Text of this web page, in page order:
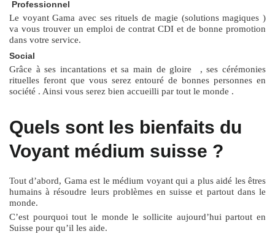
Professionnel
Le voyant Gama avec ses rituels de magie (solutions magiques )
va vous trouver un emploi de contrat CDI et de bonne promotion
dans votre service.
Social
Grâce à ses incantations et sa main de gloire , ses cérémonies
rituelles feront que vous serez entouré de bonnes personnes en
société . Ainsi vous serez bien accueilli par tout le monde .
Quels sont les bienfaits du
Voyant médium suisse ?
Tout d’abord, Gama est le médium voyant qui a plus aidé les êtres
humains à résoudre leurs problèmes en suisse et partout dans le
monde.
C’est pourquoi tout le monde le sollicite aujourd’hui partout en
Suisse pour qu’il les aide.